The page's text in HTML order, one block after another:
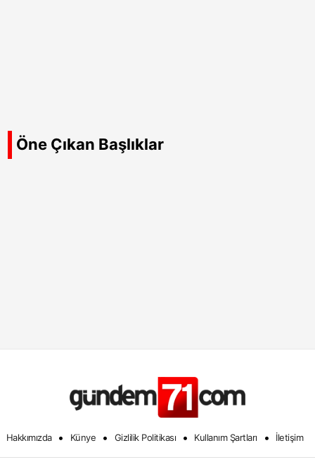
Öne Çıkan Başlıklar
Hakkımızda • Künye • Gizlilik Politikası • Kullanım Şartları • İletişim